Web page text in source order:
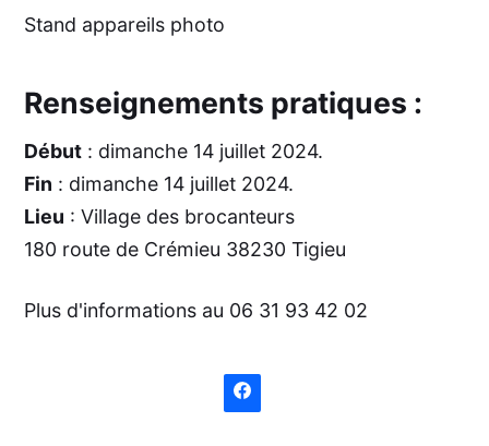
Stand appareils photo
Renseignements pratiques :
Début: dimanche 14 juillet 2024.
Fin : dimanche 14 juillet 2024.
Lieu : Village des brocanteurs
180 route de Crémieu 38230 Tigieu
Plus d'informations au 06 31 93 42 02